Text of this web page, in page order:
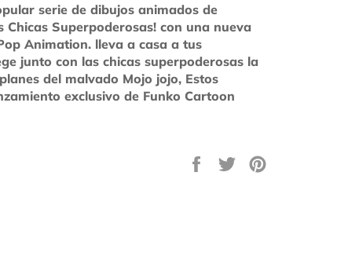
serie de dibujos animados de
Superpoderosas! con una nueva
Animation. lleva a casa a tus
junto con las chicas superpoderosas la
del malvado Mojo jojo, Estos
exclusivo de Funko Cartoon
Compartir
Tuitear